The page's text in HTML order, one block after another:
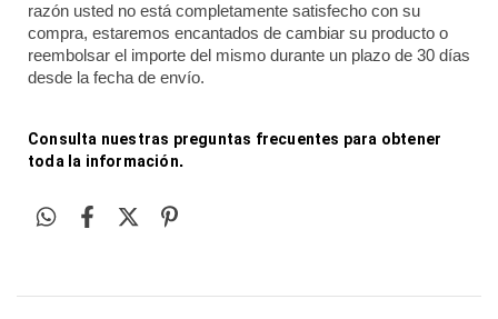
razón usted no está completamente satisfecho con su
compra, estaremos encantados de cambiar su producto o
reembolsar el importe del mismo durante un plazo de 30 días
desde la fecha de envío.
Consulta nuestras preguntas frecuentes para obtener
toda la información.